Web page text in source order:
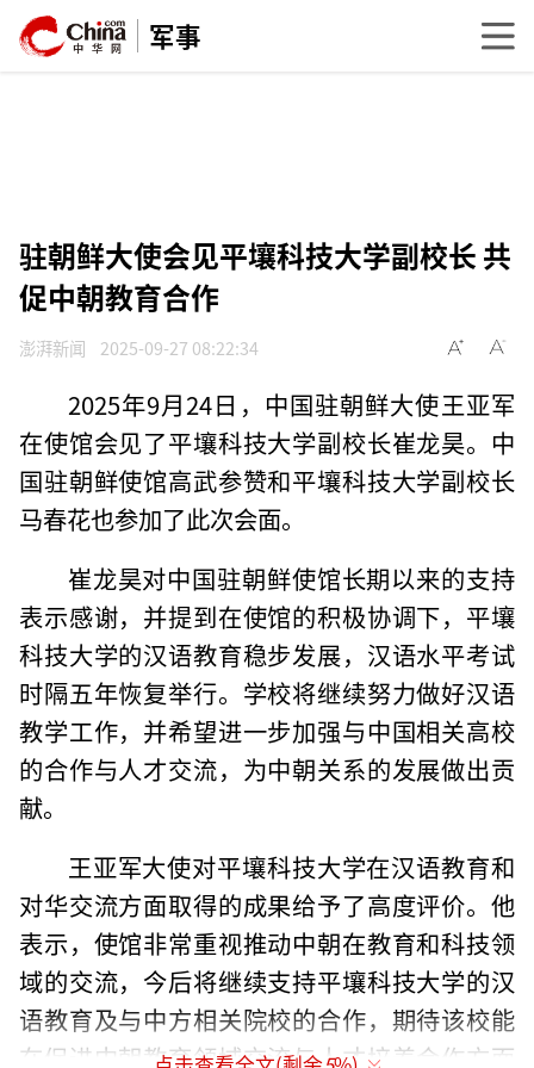
军事
驻朝鲜大使会见平壤科技大学副校长 共
促中朝教育合作
澎湃新闻 2025-09-27 08:22:34
2025年9月24日，中国驻朝鲜大使王亚军
在使馆会见了平壤科技大学副校长崔龙昊。中
国驻朝鲜使馆高武参赞和平壤科技大学副校长
马春花也参加了此次会面。
崔龙昊对中国驻朝鲜使馆长期以来的支持
表示感谢，并提到在使馆的积极协调下，平壤
科技大学的汉语教育稳步发展，汉语水平考试
时隔五年恢复举行。学校将继续努力做好汉语
教学工作，并希望进一步加强与中国相关高校
的合作与人才交流，为中朝关系的发展做出贡
献。
王亚军大使对平壤科技大学在汉语教育和
对华交流方面取得的成果给予了高度评价。他
表示，使馆非常重视推动中朝在教育和科技领
域的交流，今后将继续支持平壤科技大学的汉
语教育及与中方相关院校的合作，期待该校能
在促进中朝教育领域交流与人才培养合作方面